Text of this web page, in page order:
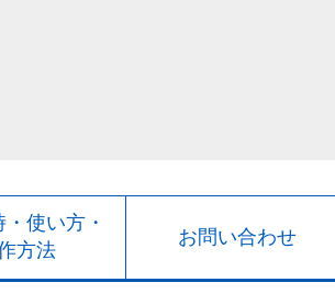
使い方・
方法
お問い合わせ